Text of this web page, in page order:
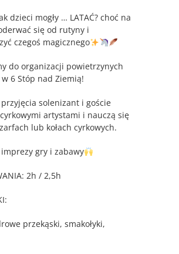
dzieci mogły … LATAĆ? choć na
się od rutyny i
czegoś magicznego
do organizacji powietrzynych
w 6 Stóp nad Ziemią!
solenizant i goście
artystami i nauczą się
lub kołach cyrkowych.
gry i zabawy
2h / 2,5h
przekąski, smakołyki,